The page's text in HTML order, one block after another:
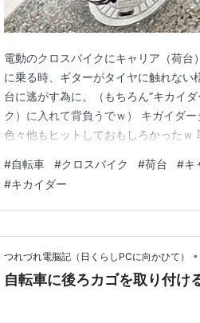
電動のクロスバイクにキャリア（荷
に乗る時、ギターがタイヤに触れな
台に逃がす為に。（もちろん”キカイ
ク）に入れて背負うでｗ） キガイダ
色々他もヒットしておもしろかったｗ
ルミ製 かご 後ろ 荷物台 クロスバイク
ド付き アレンキー付 25kg…
#自転車 #クロスバイク #荷台 #キ
#キカイダー
つれづれ電脳記（日くらしPCに向かひて） •
自転車に後ろカゴを取り付け